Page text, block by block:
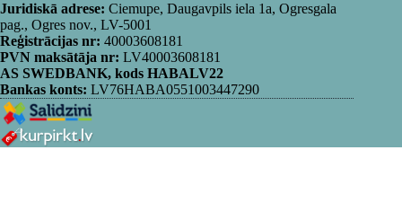
Juridiskā adrese: Ciemupe, Daugavpils iela 1a, Ogresgala
pag., Ogres nov., LV-5001
Reģistrācijas nr: 40003608181
PVN maksātāja nr: LV40003608181
AS SWEDBANK, kods HABALV22
Bankas konts: LV76HABA0551003447290